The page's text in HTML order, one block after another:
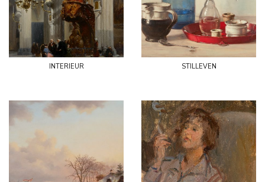
interieur stilleven